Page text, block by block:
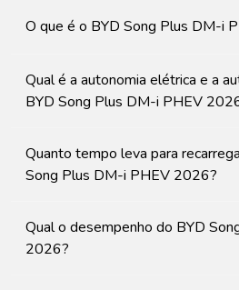
O que é o BYD Song Plus DM-i
Qual é a autonomia elétrica e a
BYD Song Plus DM-i PHEV
Quanto tempo leva para
Song Plus DM-i PHEV 2026?
Qual o desempenho do BYD
2026?